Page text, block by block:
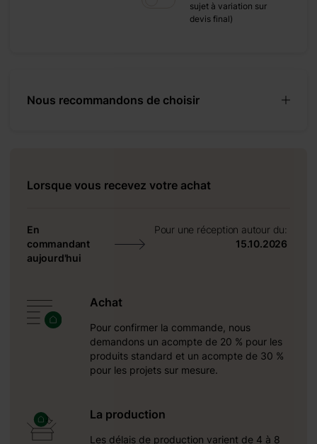
sujet à variation sur
devis final)
Nous recommandons de choisir
Lorsque vous recevez votre achat
En
commandant
aujourd'hui
Pour une réception autour du:
15.10.2026
Achat
Pour confirmer la commande, nous
demandons un acompte de 20 % pour les
produits standard et un acompte de 30 %
pour les projets sur mesure.
La production
Les délais de production varient de 4 à 8